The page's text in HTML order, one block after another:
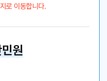
로 이동합니다.
원